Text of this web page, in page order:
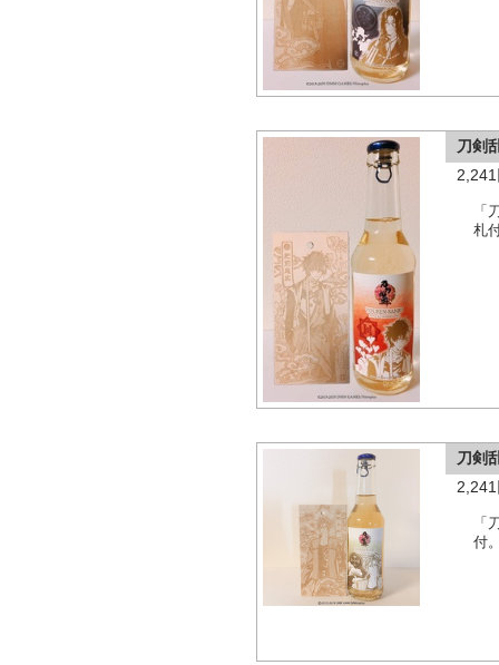
刀剣
「
札
刀剣
「
付